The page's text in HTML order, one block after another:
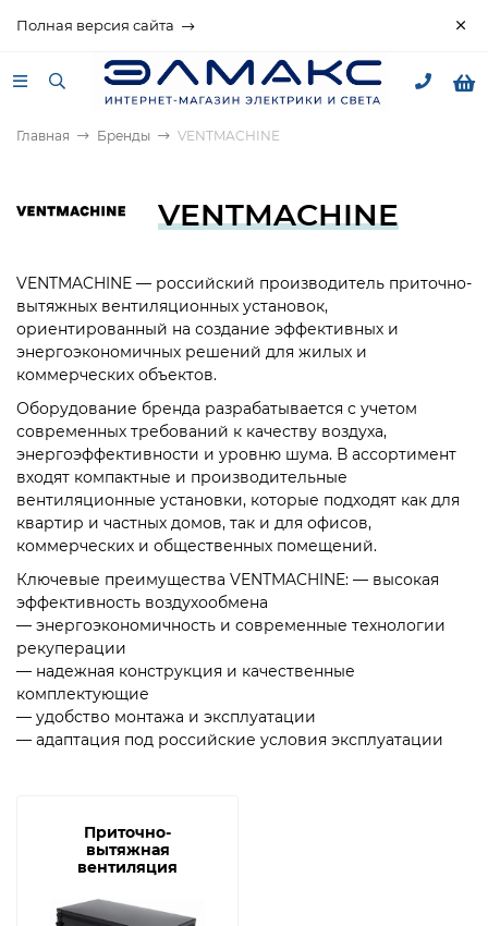
Полная версия сайта
Главная Бренды VENTMACHINE
VENTMACHINE
VENTMACHINE — российский производитель приточно-
вытяжных вентиляционных установок,
ориентированный на создание эффективных и
энергоэкономичных решений для жилых и
коммерческих объектов.
Оборудование бренда разрабатывается с учетом
современных требований к качеству воздуха,
энергоэффективности и уровню шума. В ассортимент
входят компактные и производительные
вентиляционные установки, которые подходят как для
квартир и частных домов, так и для офисов,
коммерческих и общественных помещений.
Ключевые преимущества VENTMACHINE: — высокая
эффективность воздухообмена
— энергоэкономичность и современные технологии
рекуперации
— надежная конструкция и качественные
комплектующие
— удобство монтажа и эксплуатации
— адаптация под российские условия эксплуатации
​Приточно-
вытяжная
вентиляция